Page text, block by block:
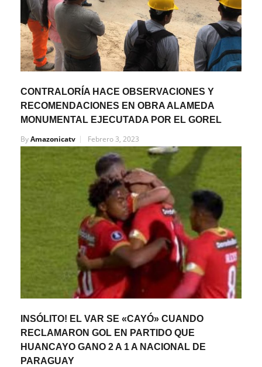
CONTRALORÍA HACE OBSERVACIONES Y
RECOMENDACIONES EN OBRA ALAMEDA
MONUMENTAL EJECUTADA POR EL GOREL
ByAmazonicatv Febrero 3, 2023
INSÓLITO! EL VAR SE «CAYÓ» CUANDO
RECLAMARON GOL EN PARTIDO QUE
HUANCAYO GANO 2 A 1 A NACIONAL DE
PARAGUAY